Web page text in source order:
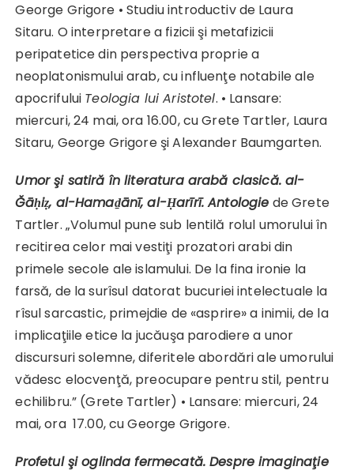
George Grigore • Studiu introductiv de Laura
Sitaru. O interpretare a fizicii şi metafizicii
peripatetice din perspectiva proprie a
neoplatonismului arab, cu influenţe notabile ale
apocrifului Teologia lui Aristotel. • Lansare:
miercuri, 24 mai, ora 16.00, cu Grete Tartler, Laura
Sitaru, George Grigore şi Alexander Baumgarten.
Umor şi satiră în literatura arabă clasică. al-
Ğāḥiẓ, al-Hamaḏānī, al-Ḥarīrī. Antologie de Grete
Tartler. „Volumul pune sub lentilă rolul umorului în
recitirea celor mai vestiţi prozatori arabi din
primele secole ale islamului. De la fina ironie la
farsă, de la surîsul datorat bucuriei intelectuale la
rîsul sarcastic, primejdie de «asprire» a inimii, de la
implicaţiile etice la jucăuşa parodiere a unor
discursuri solemne, diferitele abordări ale umorului
vădesc elocvenţă, preocupare pentru stil, pentru
echilibru.” (Grete Tartler) • Lansare: miercuri, 24
mai, ora 17.00, cu George Grigore.
Profetul şi oglinda fermecată. Despre imaginaţie